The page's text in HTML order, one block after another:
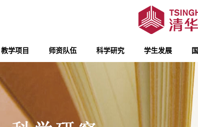
教学项目 师资队伍 科学研究 学生发展